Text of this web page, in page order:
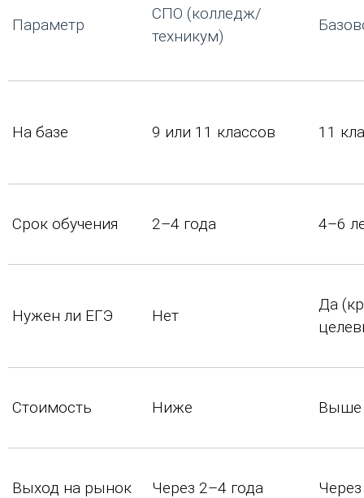
Параметр
СПО (колледж/
техникум)
На базе 9 или 11 классов 11
Срок обучения 2–4 года 4–6
Нужен ли ЕГЭ Нет
Да
Стоимость Ниже Выше
Выход на рынок Через 2–4 года